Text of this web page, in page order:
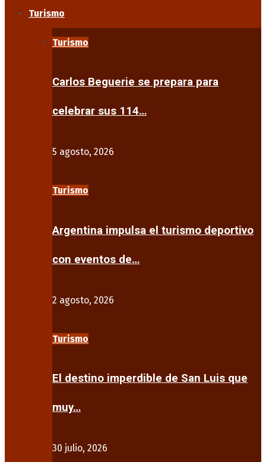
Turismo
Turismo
Carlos Beguerie se prepara para
celebrar sus 114…
5 agosto, 2026
Turismo
Argentina impulsa el turismo deportivo
con eventos de…
2 agosto, 2026
Turismo
El destino imperdible de San Luis que
muy…
30 julio, 2026